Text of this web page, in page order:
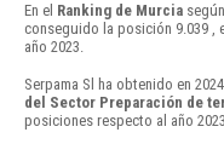
En el Ranking de Murcia
conseguido la posición 9.039 ,
año 2023.
Serpama Sl ha obtenido en
del Sector Preparación de
posiciones respecto al año 2023.